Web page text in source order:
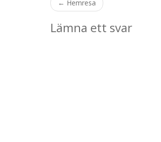
navigation
← Hemresa
Lämna ett svar